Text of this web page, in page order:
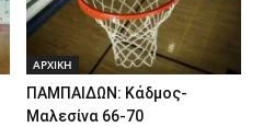
ΑΡΧΙΚΗ
ΠΑΜΠΑΙΔΩΝ: Κάδμος-
Μαλεσίνα 66-70